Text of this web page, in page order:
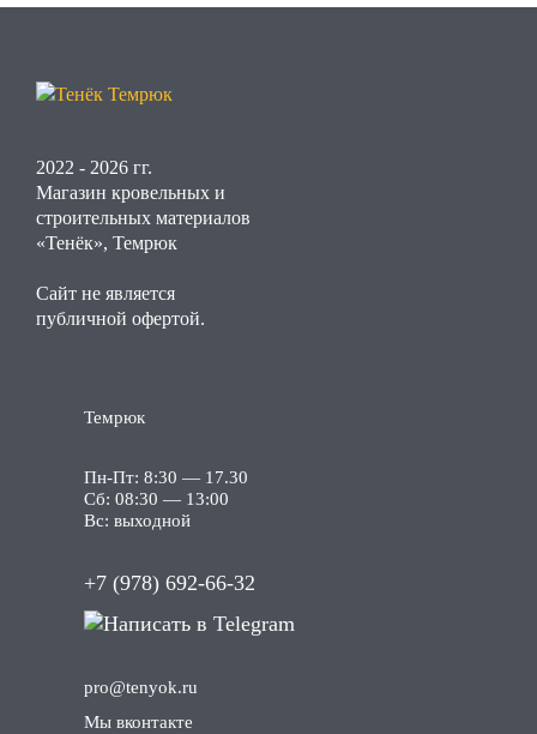
2022 - 2026 гг.
Магазин кровельных и
строительных материалов
«Тенёк», Темрюк
Сайт не является
публичной офертой.
Темрюк
Пн-Пт: 8:30 — 17.30
Сб: 08:30 — 13:00
Вс: выходной
+7 (978) 692-66-32
pro@tenyok.ru
Мы вконтакте